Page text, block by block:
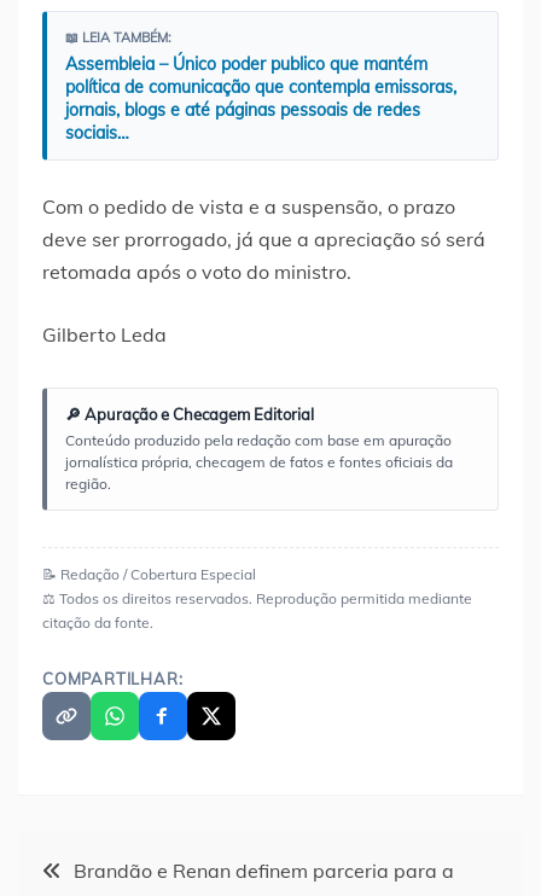
📖 LEIA TAMBÉM:
Assembleia – Único poder publico que mantém
política de comunicação que contempla emissoras,
jornais, blogs e até páginas pessoais de redes
sociais…
Com o pedido de vista e a suspensão, o prazo
deve ser prorrogado, já que a apreciação só será
retomada após o voto do ministro.
Gilberto Leda
🔎 Apuração e Checagem Editorial
Conteúdo produzido pela redação com base em apuração
jornalística própria, checagem de fatos e fontes oficiais da
região.
📝 Redação / Cobertura Especial
⚖️ Todos os direitos reservados. Reprodução permitida mediante
citação da fonte.
COMPARTILHAR:
Navegação
Brandão e Renan definem parceria para a